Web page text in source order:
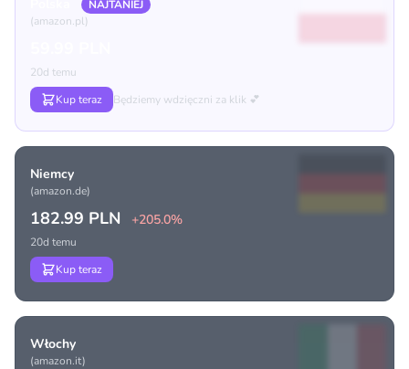
NAJTANIEJ
(amazon.pl)
20d temu
Kup teraz
Będziemy wdzięczni za klik 💕
Niemcy
(amazon.de)
182.99 PLN +205.0%
20d temu
Kup teraz
Włochy
(amazon.it)